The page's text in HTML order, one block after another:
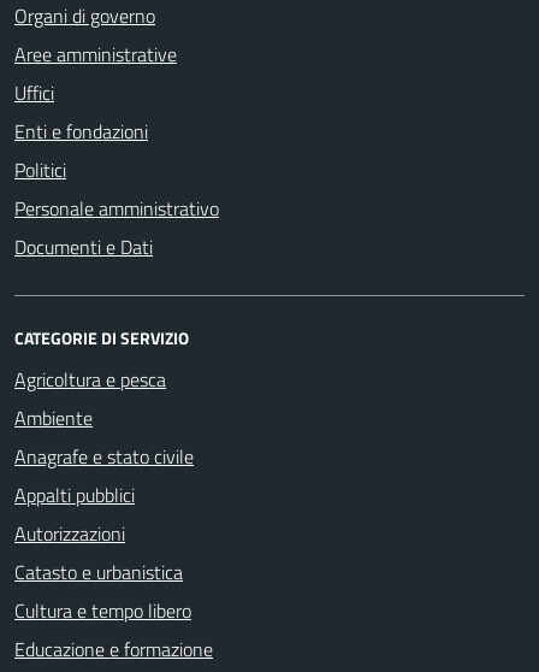
Organi di governo
Aree amministrative
Uffici
Enti e fondazioni
Politici
Personale amministrativo
Documenti e Dati
CATEGORIE DI SERVIZIO
Agricoltura e pesca
Ambiente
Anagrafe e stato civile
Appalti pubblici
Autorizzazioni
Catasto e urbanistica
Cultura e tempo libero
Educazione e formazione